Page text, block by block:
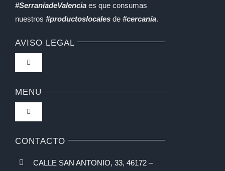
#SerraníadeValenciaes que consumas
nuestros #productoslocalesde #cercanía.
AVISO LEGAL
Toggle
Navigation
Política de privacidad
Condiciones de uso
MENU
Toggle
Navigation
Inicio
CONTACTO
CALLE SAN ANTONIO, 33, 46172 –